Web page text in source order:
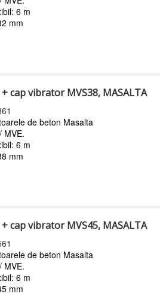
6 m
mm
cap vibrator MVS38, MASALTA
de beton Masalta
MVE.
6 m
mm
cap vibrator MVS45, MASALTA
de beton Masalta
MVE.
6 m
mm